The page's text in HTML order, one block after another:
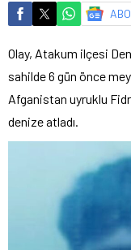
Olay, Atakum ilçesi
sahilde 6 gün önce
Afganistan uyruklu
denize atladı.